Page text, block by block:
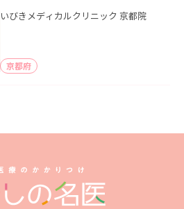
いびきメディカルクリニック 京都院
京都府